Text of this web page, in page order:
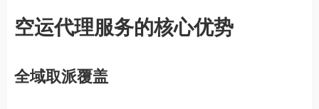
空运代理服务的核心优势
全域取派覆盖